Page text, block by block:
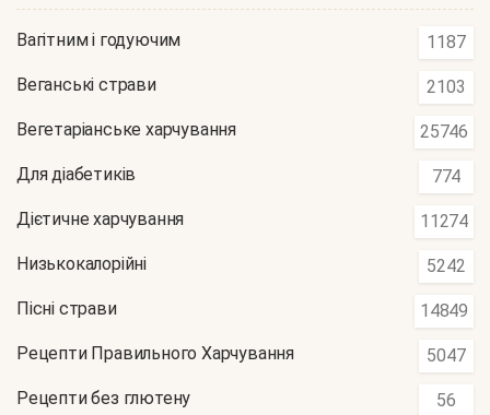
Вагітним і годуючим 1187
Веганські страви 2103
Вегетаріанське харчування 25746
Для діабетиків 774
Дієтичне харчування 11274
Низькокалорійні 5242
Пісні страви 14849
Рецепти Правильного Харчування 5047
Рецепти без глютену 56